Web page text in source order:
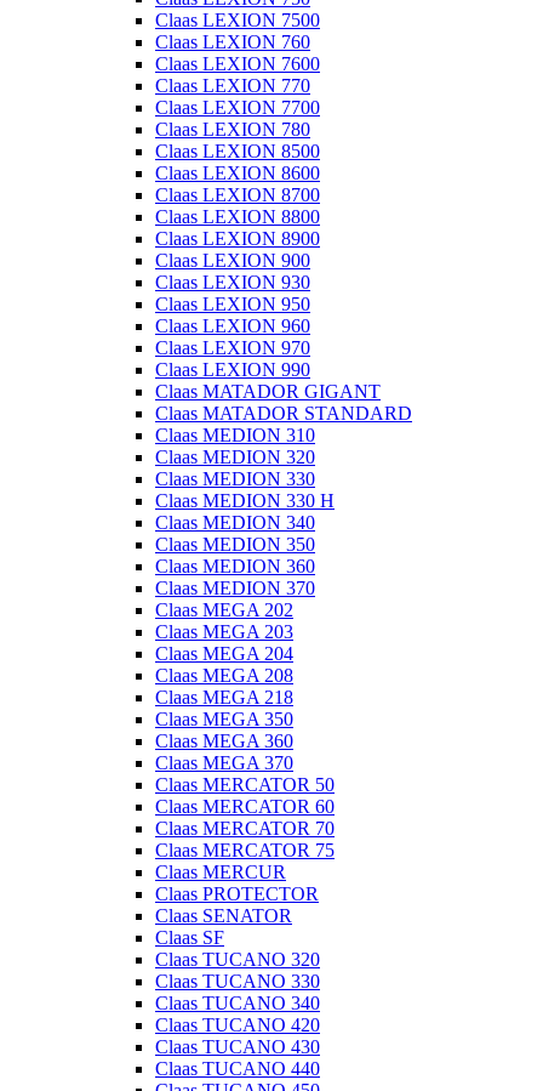
Claas LEXION 7500
Claas LEXION 760
Claas LEXION 7600
Claas LEXION 770
Claas LEXION 7700
Claas LEXION 780
Claas LEXION 8500
Claas LEXION 8600
Claas LEXION 8700
Claas LEXION 8800
Claas LEXION 8900
Claas LEXION 900
Claas LEXION 930
Claas LEXION 950
Claas LEXION 960
Claas LEXION 970
Claas LEXION 990
Claas MATADOR GIGANT
Claas MATADOR STANDARD
Claas MEDION 310
Claas MEDION 320
Claas MEDION 330
Claas MEDION 330 H
Claas MEDION 340
Claas MEDION 350
Claas MEDION 360
Claas MEDION 370
Claas MEGA 202
Claas MEGA 203
Claas MEGA 204
Claas MEGA 208
Claas MEGA 218
Claas MEGA 350
Claas MEGA 360
Claas MEGA 370
Claas MERCATOR 50
Claas MERCATOR 60
Claas MERCATOR 70
Claas MERCATOR 75
Claas MERCUR
Claas PROTECTOR
Claas SENATOR
Claas SF
Claas TUCANO 320
Claas TUCANO 330
Claas TUCANO 340
Claas TUCANO 420
Claas TUCANO 430
Claas TUCANO 440